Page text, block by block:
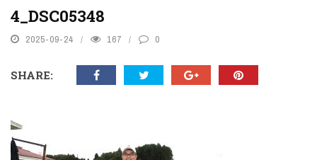
4_DSC05348
2025-09-24 167 0
SHARE: